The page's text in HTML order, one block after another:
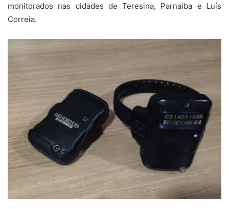
monitorados nas cidades de Teresina, Parnaíba e Luís
Correia.